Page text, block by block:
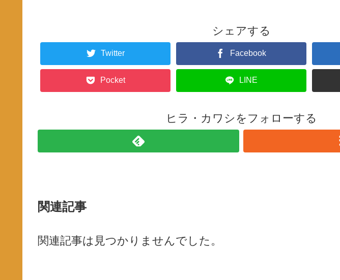
シェアする
Twitter Facebook
Pocket LINE
ヒラ・カワシをフォローする
関連記事
関連記事は見つかりませんでした。